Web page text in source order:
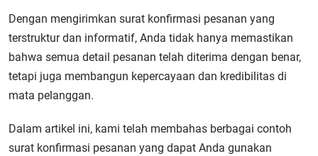
Dengan mengirimkan surat konfirmasi pesanan yang
terstruktur dan informatif, Anda tidak hanya memastikan
bahwa semua detail pesanan telah diterima dengan benar,
tetapi juga membangun kepercayaan dan kredibilitas di
mata pelanggan.
Dalam artikel ini, kami telah membahas berbagai contoh
surat konfirmasi pesanan yang dapat Anda gunakan